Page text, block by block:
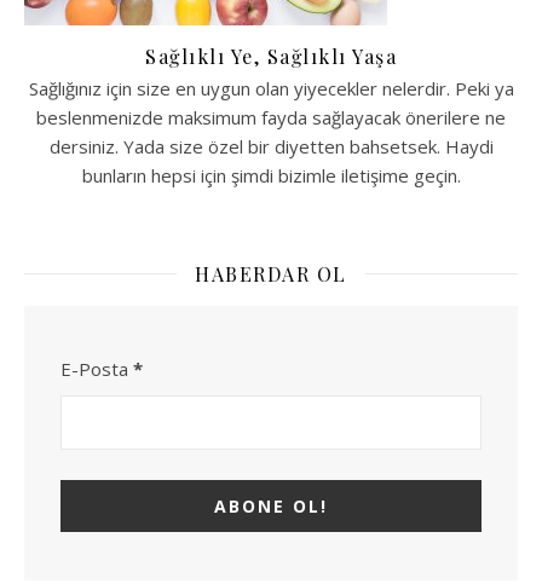
Sağlıklı Ye, Sağlıklı Yaşa
Sağlığınız için size en uygun olan yiyecekler nelerdir. Peki ya
beslenmenizde maksimum fayda sağlayacak önerilere ne
dersiniz. Yada size özel bir diyetten bahsetsek. Haydi
bunların hepsi için şimdi bizimle iletişime geçin.
HABERDAR OL
E-Posta *